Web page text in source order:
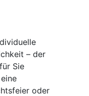
– der
Sie
oder